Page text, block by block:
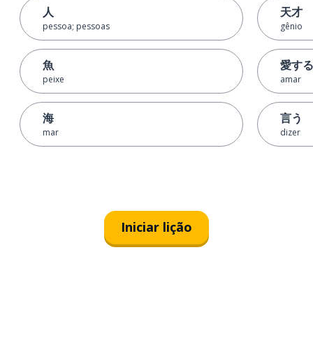
人
pessoa; pessoas
魚
peixe
海
mar
天才
gênio
愛する
amar
言う
dizer
Iniciar lição